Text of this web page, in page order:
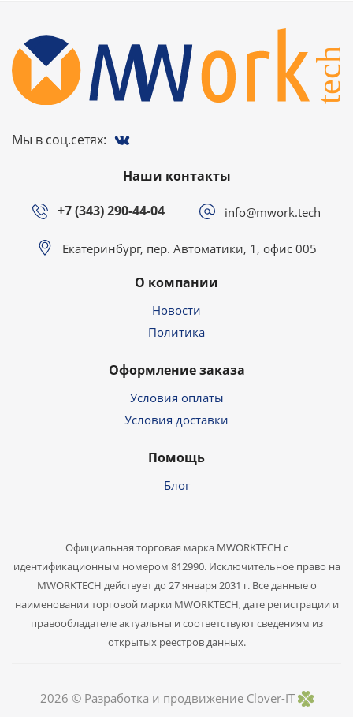
Мы в соц.сетях:
О компании
Новости
Политика
Оформление заказа
Условия оплаты
Условия доставки
Помощь
Блог
Наши контакты
+7 (343) 290-44-04
info@mwork.tech
Екатеринбург, пер. Автоматики, 1, офис 005
Официальная торговая марка MWORKTECH с
идентификационным номером 812990. Исключительное право на
MWORKTECH действует до 27 января 2031 г. Все данные о
наименовании торговой марки MWORKTECH, дате регистрации и
правообладателе актуальны и соответствуют сведениям из
открытых реестров данных.
2026 © Разработка и продвижение Clover-IT